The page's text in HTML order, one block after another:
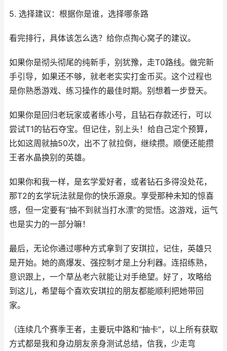
5. 选择建议：根据你是谁，选择哪条路
看完排行，具体该怎么选？给你点掏心窝子的建议。
如果你是彻头彻尾的纯新手，别犹豫，走T0路线。做完新
手引导，如果还不够，就老老实实打金币买。这个过程也
是你熟悉游戏、练习操作的最佳时期。别想着一步登天。
如果你是回归老玩家或者练小号，且钻石存款还行，可以
尝试T1的钻石夺宝。但记住，别上头！给自己定个预算，
比如这周就抽50次，出不了就拉倒，继续攒。顺便还能攒
王者水晶换别的英雄。
如果你和我一样，是玄学爱好者，或者钻石多得没处花，
那T2的玄学玩法就是你的快乐源泉。享受那种未知的惊喜
感，但一定要有“抽不到就当打水漂”的觉悟。这游戏，运气
也是实力的一部分嘛！
最后，无论你通过哪种方式拿到了安琪拉，记住，英雄只
是开始。她的高爆发、强控制才是上分利器。连招练熟，
意识跟上，一个草丛老六就能让对手绝望。好了，攻略给
到这儿，希望每个喜欢安琪拉的朋友都能顺利把她带回
家。
（连续几个赛季王者，主要玩中路和“抽卡”，以上所有获取
方式都是我和身边朋友亲身测试总结，信我，少走弯